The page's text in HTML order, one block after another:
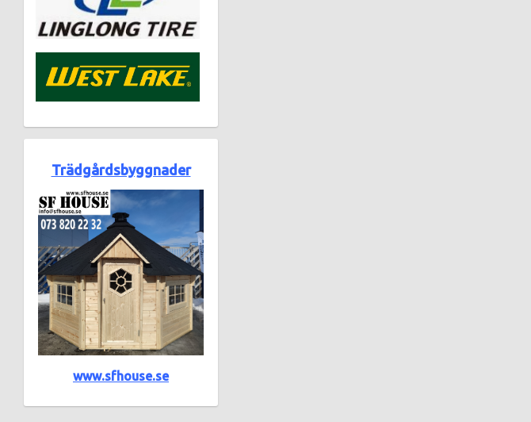
Trädgårdsbyggnader
www.sfhouse.se